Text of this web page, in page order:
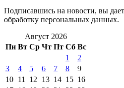
Подписавшись на новости, вы
обработку персональных данных.
Август 2026
Пн Вт Ср Чт Пт Сб Вс
1
2
3
4 5 6 7 8
9
10 11 12 13 14 15 16